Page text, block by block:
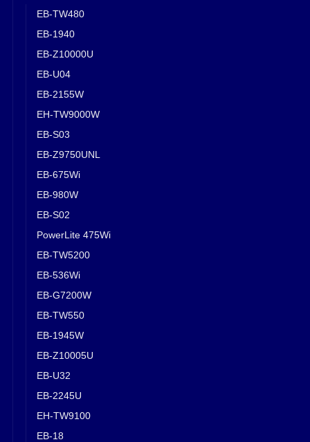
EB-TW480
EB-1940
EB-Z10000U
EB-U04
EB-2155W
EH-TW9000W
EB-S03
EB-Z9750UNL
EB-675Wi
EB-980W
EB-S02
PowerLite 475Wi
EB-TW5200
EB-536Wi
EB-G7200W
EB-TW550
EB-1945W
EB-Z10005U
EB-U32
EB-2245U
EH-TW9100
EB-18